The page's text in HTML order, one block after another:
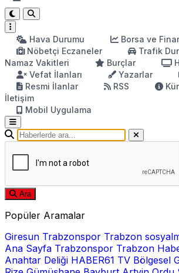
Hava Durumu Borsa ve
Nöbetçi Eczaneler
Trafik
Namaz Vakitleri
Burçlar
Vefat İlanları
Yazarlar
Resmi İlanlar
RSS
İletişim
Mobil Uygulama
Ara
Popüler Aramalar
Giresun Trabzonspor Trabzon
Ana Sayfa Trabzonspor Trabzon
Anahtar Deliği HABER61 TV Bölgesel